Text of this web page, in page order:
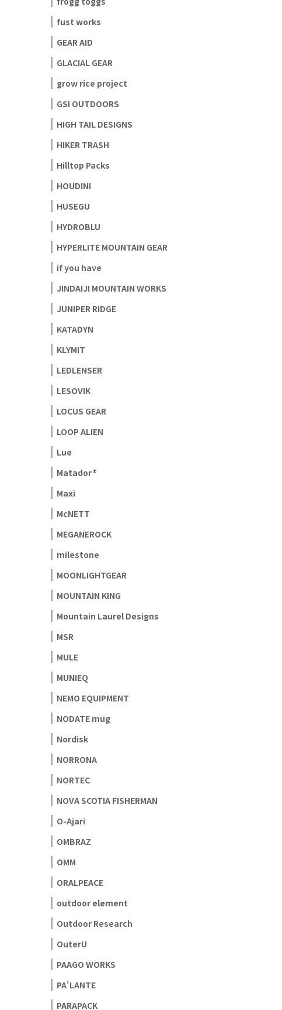
fust works
GEAR AID
GLACIAL GEAR
grow rice project
GSI OUTDOORS
HIGH TAIL DESIGNS
HIKER TRASH
Hilltop Packs
HOUDINI
HUSEGU
HYDROBLU
HYPERLITE MOUNTAIN GEAR
if you have
JINDAIJI MOUNTAIN WORKS
JUNIPER RIDGE
KATADYN
KLYMIT
LEDLENSER
LESOVIK
LOCUS GEAR
LOOP ALIEN
Lue
Matador®
Maxi
McNETT
MEGANEROCK
milestone
MOONLIGHTGEAR
MOUNTAIN KING
Mountain Laurel Designs
MSR
MULE
MUNIEQ
NEMO EQUIPMENT
NODATE mug
Nordisk
NORRONA
NORTEC
NOVA SCOTIA FISHERMAN
O-Ajari
OMBRAZ
OMM
ORALPEACE
outdoor element
Outdoor Research
OuterU
PAAGO WORKS
PA'LANTE
PARAPACK